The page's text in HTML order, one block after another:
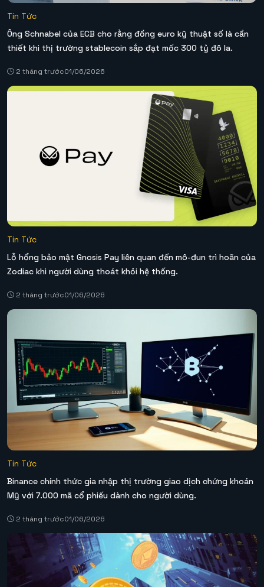
Tin Tức
Ông Schnabel của ECB cho rằng đồng euro kỹ thuật số là cần
thiết khi thị trường stablecoin sắp đạt mốc 300 tỷ đô la.
2 tháng trước01/06/2026
Tin Tức
Lỗ hổng bảo mật Gnosis Pay liên quan đến mô-đun trì hoãn của
Zodiac khi người dùng thoát khỏi hệ thống.
2 tháng trước01/06/2026
Tin Tức
Binance chính thức gia nhập thị trường giao dịch chứng khoán
Mỹ với 7.000 mã cổ phiếu dành cho người dùng.
2 tháng trước01/06/2026